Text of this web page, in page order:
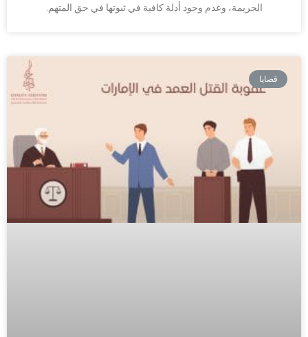
الجريمة، وعدم وجود أدلة كافية في ثبوتها في حق المتهم.
قضايا